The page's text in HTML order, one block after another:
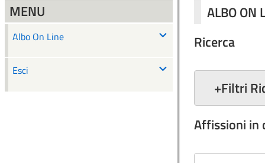
MENU
Albo On Line
Esci
ALBO ON
Ricerca
+Filtri
Affissioni in